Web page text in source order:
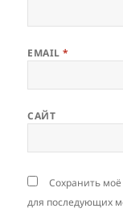
EMAIL*
САЙТ
Сохранить моё
для последующих